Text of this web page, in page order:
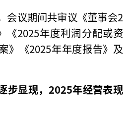
会议期间共审议《董事会2
《2025年度利润分配或资
》《2025年年度报告》及
步显现，2025年经营表现